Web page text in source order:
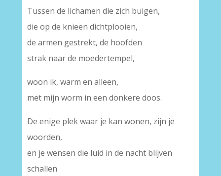
Tussen de lichamen die zich buigen,
die op de knieën dichtplooien,
de armen gestrekt, de hoofden
strak naar de moedertempel,
woon ik, warm en alleen,
met mijn worm in een donkere doos.
De enige plek waar je kan wonen, zijn je
woorden,
en je wensen die luid in de nacht blijven
schallen